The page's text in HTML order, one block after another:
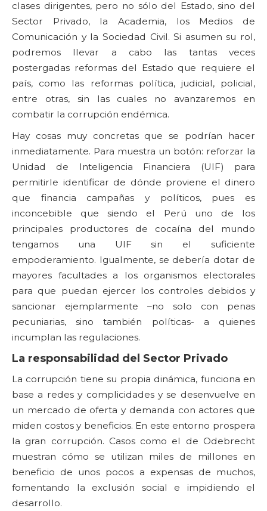
clases dirigentes, pero no sólo del Estado, sino del
Sector Privado, la Academia, los Medios de
Comunicación y la Sociedad Civil. Si asumen su rol,
podremos llevar a cabo las tantas veces
postergadas reformas del Estado que requiere el
país, como las reformas política, judicial, policial,
entre otras, sin las cuales no avanzaremos en
combatir la corrupción endémica.
Hay cosas muy concretas que se podrían hacer
inmediatamente. Para muestra un botón: reforzar la
Unidad de Inteligencia Financiera (UIF) para
permitirle identificar de dónde proviene el dinero
que financia campañas y políticos, pues es
inconcebible que siendo el Perú uno de los
principales productores de cocaína del mundo
tengamos una UIF sin el suficiente
empoderamiento. Igualmente, se debería dotar de
mayores facultades a los organismos electorales
para que puedan ejercer los controles debidos y
sancionar ejemplarmente –no solo con penas
pecuniarias, sino también políticas- a quienes
incumplan las regulaciones.
La responsabilidad del Sector Privado
La corrupción tiene su propia dinámica, funciona en
base a redes y complicidades y se desenvuelve en
un mercado de oferta y demanda con actores que
miden costos y beneficios. En este entorno prospera
la gran corrupción. Casos como el de Odebrecht
muestran cómo se utilizan miles de millones en
beneficio de unos pocos a expensas de muchos,
fomentando la exclusión social e impidiendo el
desarrollo.